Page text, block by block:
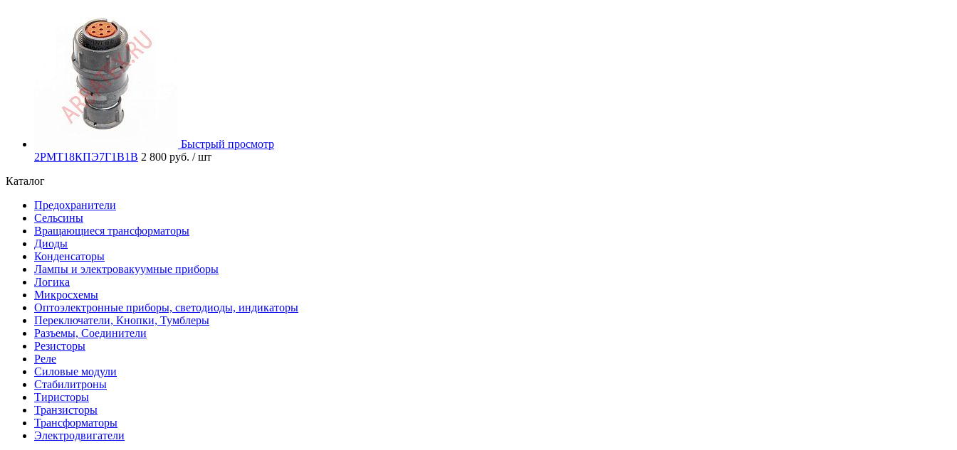
Быстрый просмотр
2РМТ18КПЭ7Г1В1В 2 800 руб. / шт
Каталог
Предохранители
Сельсины
Вращающиеся трансформаторы
Диоды
Конденсаторы
Лампы и электровакуумные приборы
Логика
Микросхемы
Оптоэлектронные приборы, светодиоды, индикаторы
Переключатели, Кнопки, Тумблеры
Разъемы, Соединители
Резисторы
Реле
Силовые модули
Стабилитроны
Тиристоры
Транзисторы
Трансформаторы
Электродвигатели